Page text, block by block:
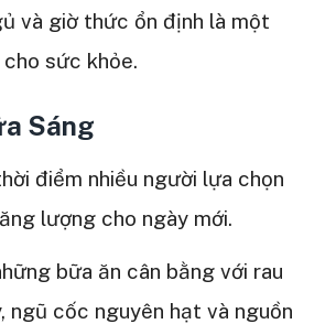
và giờ thức ổn định là một
sức khỏe.
Sáng
điểm nhiều người lựa chọn
lượng cho ngày mới.
bữa ăn cân bằng với rau
ngũ cốc nguyên hạt và nguồn